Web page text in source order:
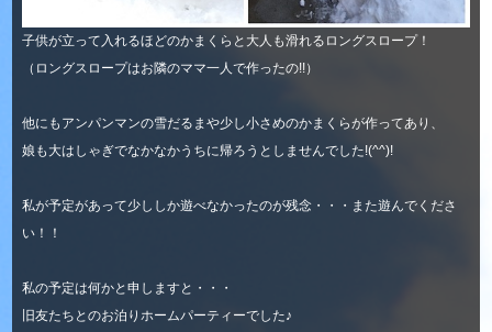
子供が立って入れるほどのかまくらと大人も滑れるロングスロープ！
（ロングスロープはお隣のママ一人で作ったの!!）
他にもアンパンマンの雪だるまや少し小さめのかまくらが作ってあり、
娘も大はしゃぎでなかなかうちに帰ろうとしませんでした!(^^)!
私が予定があって少ししか遊べなかったのが残念・・・また遊んでくださ
い！！
私の予定は何かと申しますと・・・
旧友たちとのお泊りホームパーティーでした♪